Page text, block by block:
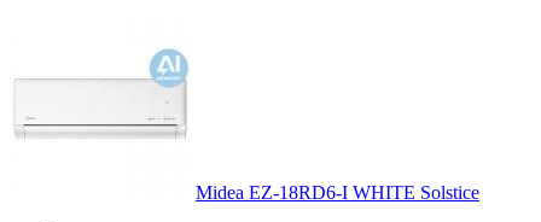
Midea EZ-18RD6-I WHITE Solstice